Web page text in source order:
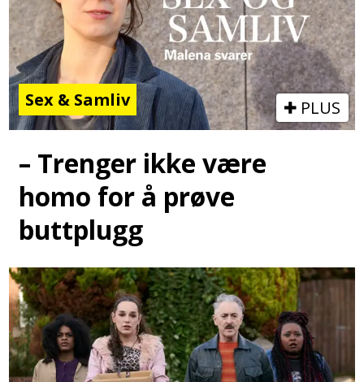
Sex & Samliv PLUS
– Trenger ikke være
homo for å prøve
buttplugg